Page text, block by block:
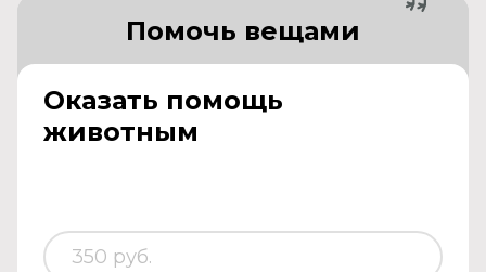
Оказать помощь
животным
Помочь вещами